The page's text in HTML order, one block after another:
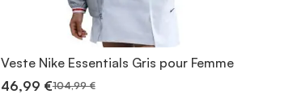
Veste Nike Essentials Gris pour Femme
46,99 €104,99 €